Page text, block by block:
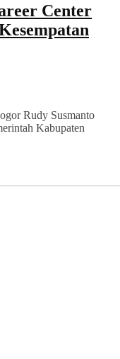
Center
Rudy Susmanto
Kabupaten